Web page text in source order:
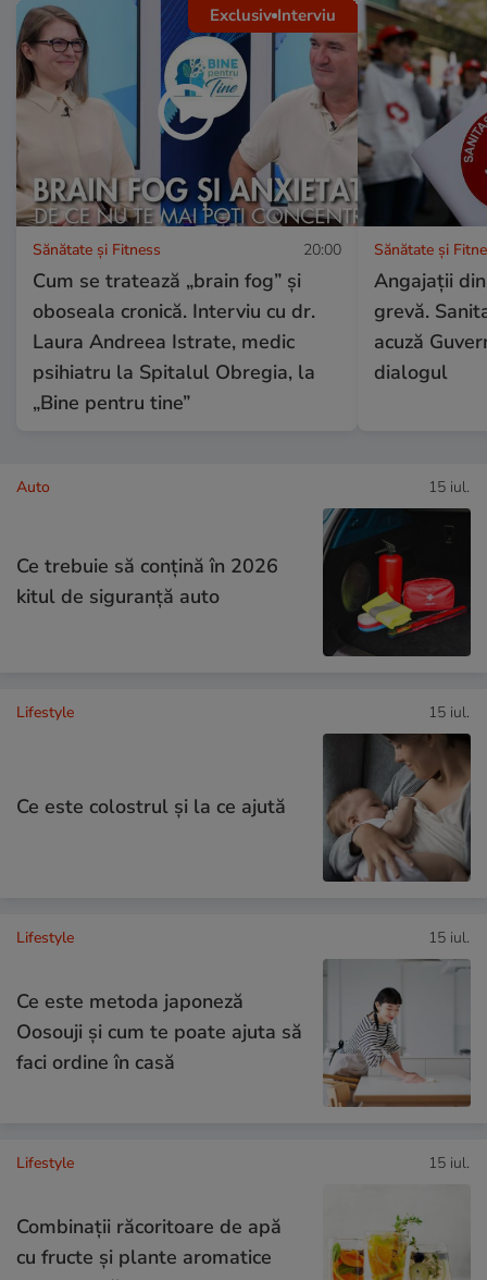
Exclusiv Interviu
Sănătate și Fitness 20:00
Cum se tratează „brain fog” și
oboseala cronică. Interviu cu dr.
Laura Andreea Istrate, medic
psihiatru la Spitalul Obregia, la
„Bine pentru tine”
Sănătate și
Angajații
grevă.
acuză
dialogul
Auto 15 iul.
Ce trebuie să conţină în 2026
kitul de siguranţă auto
Lifestyle 15 iul.
Ce este colostrul și la ce ajută
Lifestyle 15 iul.
Ce este metoda japoneză
Oosouji și cum te poate ajuta să
faci ordine în casă
Lifestyle 15 iul.
Combinaţii răcoritoare de apă
cu fructe şi plante aromatice